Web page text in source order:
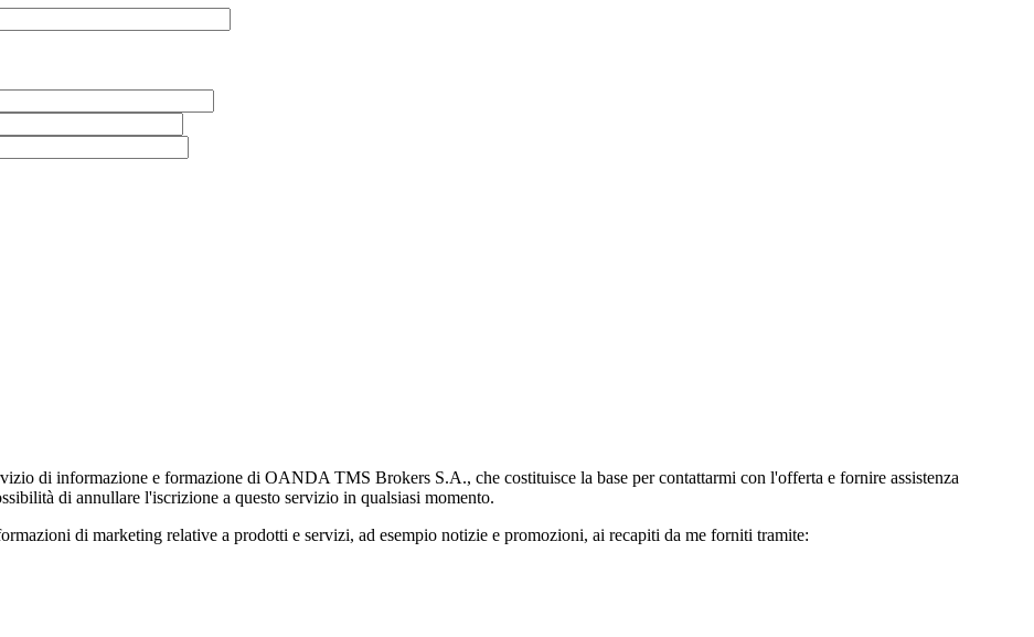
di informazione e formazione di OANDA TMS Brokers S.A., che costituisce la base per contattarmi con l'offerta e fornire assistenza
di annullare l'iscrizione a questo servizio in qualsiasi momento.
di marketing relative a prodotti e servizi, ad esempio notizie e promozioni, ai recapiti da me forniti tramite: